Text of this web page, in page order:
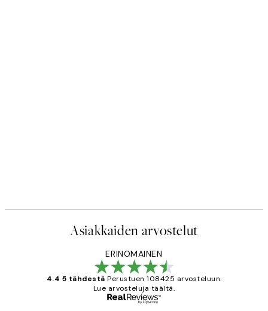
Asiakkaiden arvostelut
ERINOMAINEN
4.4 5 tähdestä Perustuen 108425 arvosteluun.
Lue arvosteluja täältä.